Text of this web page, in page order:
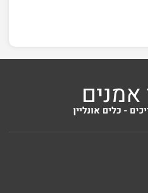
אמנים
- כלים אונליין